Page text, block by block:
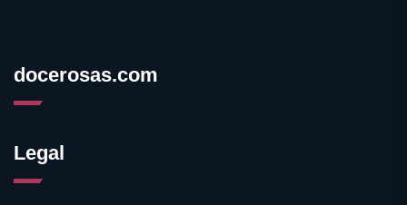
docerosas.com
Legal